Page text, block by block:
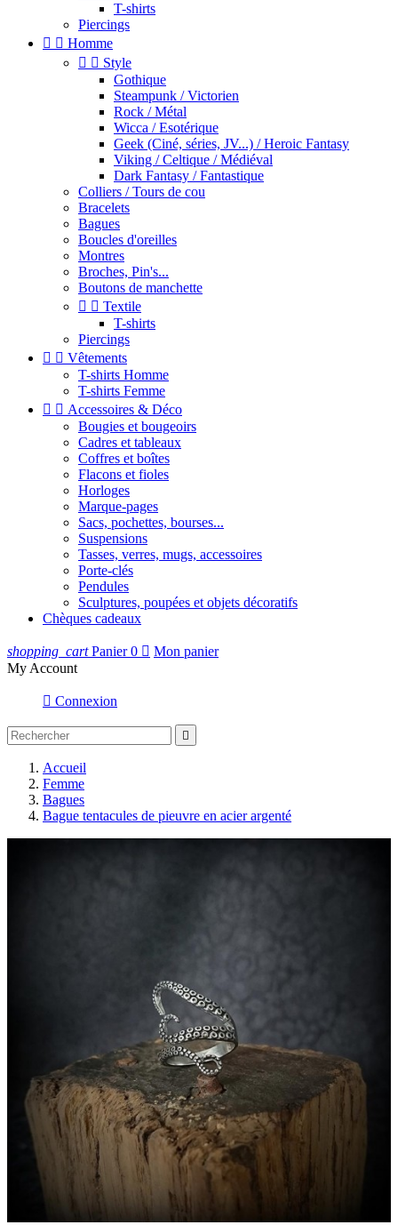
T-shirts
Piercings
  Homme
  Style
Gothique
Steampunk / Victorien
Rock / Métal
Wicca / Esotérique
Geek (Ciné, séries, JV...) / Heroic Fantasy
Viking / Celtique / Médiéval
Dark Fantasy / Fantastique
Colliers / Tours de cou
Bracelets
Bagues
Boucles d'oreilles
Montres
Broches, Pin's...
Boutons de manchette
  Textile
T-shirts
Piercings
  Vêtements
T-shirts Homme
T-shirts Femme
  Accessoires & Déco
Bougies et bougeoirs
Cadres et tableaux
Coffres et boîtes
Flacons et fioles
Horloges
Marque-pages
Sacs, pochettes, bourses...
Suspensions
Tasses, verres, mugs, accessoires
Porte-clés
Pendules
Sculptures, poupées et objets décoratifs
Chèques cadeaux
shopping_cart Panier 0  Mon panier
My Account
 Connexion

Accueil
Femme
Bagues
Bague tentacules de pieuvre en acier argenté